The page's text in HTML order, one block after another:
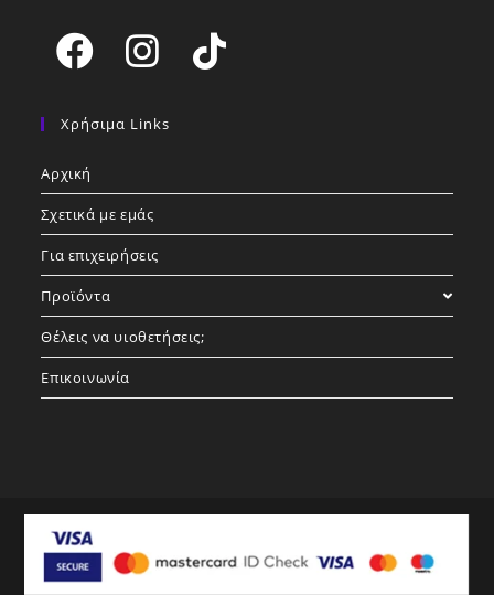
in
new
in
Χρήσιμα Links
Αρχική
Σχετικά με εμάς
Για επιχειρήσεις
Προϊόντα
Θέλεις να υιοθετήσεις;
Επικοινωνία